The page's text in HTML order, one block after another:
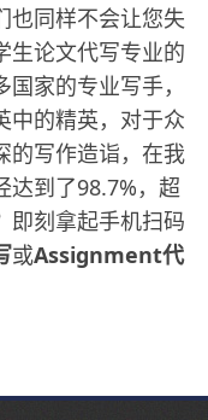
也同样不会让您失
生论文代写专业的
家的专业写手，
中的精英，对于众
的写作造诣，在我
达到了98.7%，超
即刻拿起手机扫码
或Assignment代